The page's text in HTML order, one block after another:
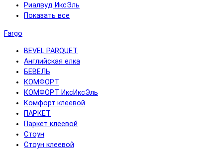
Риалвуд ИксЭль
Показать все
Fargo
BEVEL PARQUET
Английская елка
БЕВЕЛЬ
КОМФОРТ
КОМФОРТ ИксИксЭль
Комфорт клеевой
ПАРКЕТ
Паркет клеевой
Стоун
Стоун клеевой